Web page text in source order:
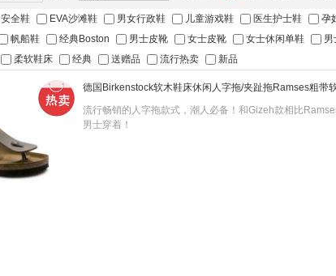
安全鞋 EVA沙滩鞋 男女行政鞋 儿童游戏鞋 医生护士鞋 孕
帆船鞋 经典Boston 男士皮靴 女士皮靴 女士休闲单鞋 男
柔软鞋床 经典 送赠品 流行热卖 新品
德国Birkenstock软木鞋床休闲人字拖/夹趾拖Ramses粗带
流行畅销的人字拖款式，潮人必备！和Gizeh款相比
男士穿着！